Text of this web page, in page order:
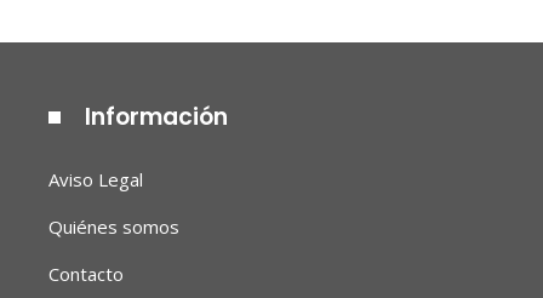
Información
Aviso Legal
Quiénes somos
Contacto